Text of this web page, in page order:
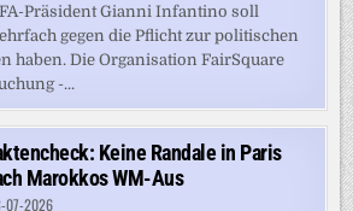
Präsident Gianni Infantino soll
gegen die Pflicht zur politischen
haben. Die Organisation FairSquare
-...
Keine Randale in Paris
Marokkos WM-Aus
07-2026